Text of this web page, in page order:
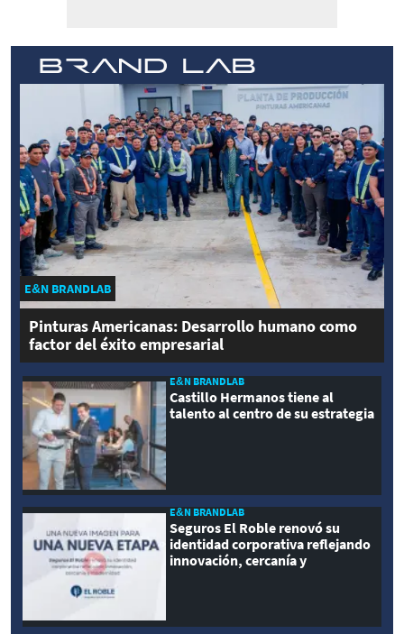
E&N BRANDLAB
Pinturas Americanas: Desarrollo humano como
factor del éxito empresarial
E&N BRANDLAB
Castillo Hermanos tiene al
talento al centro de su estrategia
E&N BRANDLAB
Seguros El Roble renovó su
identidad corporativa reflejando
innovación, cercanía y